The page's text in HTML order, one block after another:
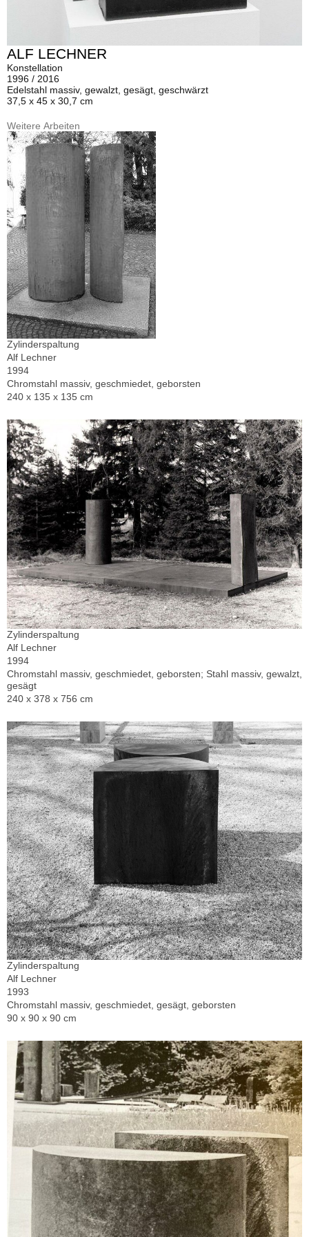
ALF LECHNER
Konstellation
1996 / 2016
Edelstahl massiv, gewalzt, gesägt, geschwärzt
37,5 x 45 x 30,7 cm
Weitere Arbeiten
Zylinderspaltung
Alf Lechner
1994
Chromstahl massiv, geschmiedet, geborsten
240 x 135 x 135 cm
Zylinderspaltung
Alf Lechner
1994
Chromstahl massiv, geschmiedet, geborsten; Stahl massiv, gewalzt,
gesägt
240 x 378 x 756 cm
Zylinderspaltung
Alf Lechner
1993
Chromstahl massiv, geschmiedet, gesägt, geborsten
90 x 90 x 90 cm